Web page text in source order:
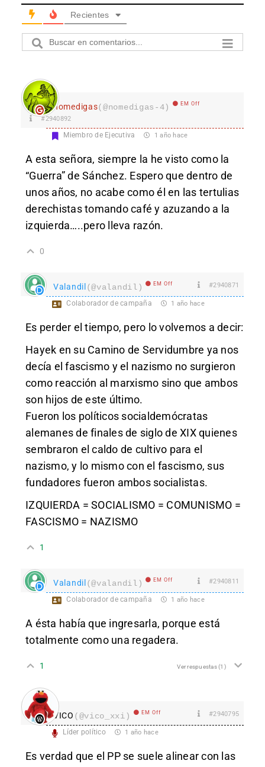
Recientes
nomedigas(@nomedigas-4) EM Off
#2940892
Miembro de Ejecutiva 1 año hace
A esta señora, siempre la he visto como la
“Guerra” de Sánchez. Espero que dentro de
unos años, no acabe como él en las tertulias
derechistas tomando café y azuzando a la
izquierda…..pero lleva razón.
0
Valandil(@valandil) EM Off #2940871
Colaborador de campaña 1 año hace
Es perder el tiempo, pero lo volvemos a decir:
Hayek en su Camino de Servidumbre ya nos
decía el fascismo y el nazismo no surgieron
como reacción al marxismo sino que ambos
son hijos de este último.
Fueron los políticos socialdemócratas
alemanes de finales de siglo de XIX quienes
sembraron el caldo de cultivo para el
nazismo, y lo mismo con el fascismo, sus
fundadores fueron ambos socialistas.
IZQUIERDA = SOCIALISMO = COMUNISMO =
FASCISMO = NAZISMO
1
Valandil(@valandil) EM Off #2940811
Colaborador de campaña 1 año hace
A ésta había que ingresarla, porque está
totalmente como una regadera.
1 Ver respuestas(1)
VICO (@vico_xxi) EM Off #2940795
Líder político 1 año hace
Es verdad que el PP se suele alinear con las